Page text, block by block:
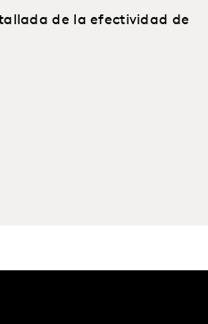
de la efectividad de